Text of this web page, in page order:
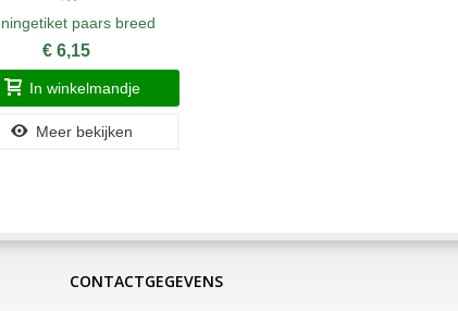
paars breed
€ 6,15
In winkelmandje
Meer bekijken
CONTACTGEGEVENS